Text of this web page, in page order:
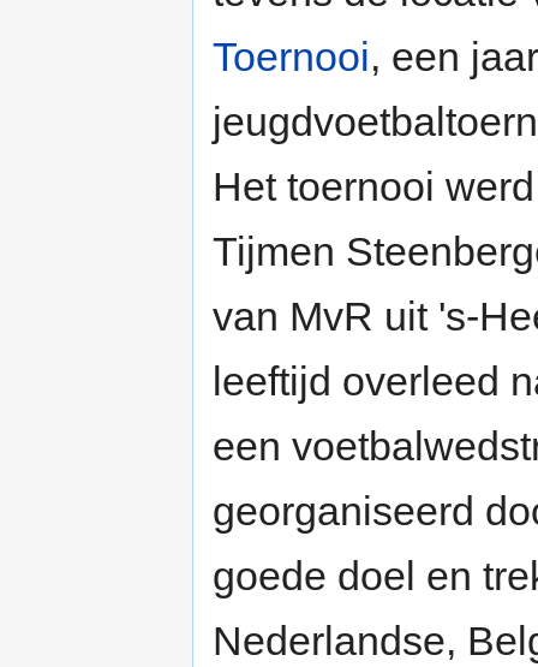
Toernooi, een
Het toernooi
Tijmen
van MvR uit 's-
leeftijd overleed
een
georganiseerd
goede doel en
Nederlandse,